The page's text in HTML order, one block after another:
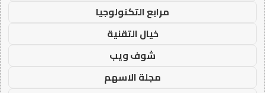
مرابع التكنولوجيا
خيال التقنية
شوف ويب
مجلة الاسهم